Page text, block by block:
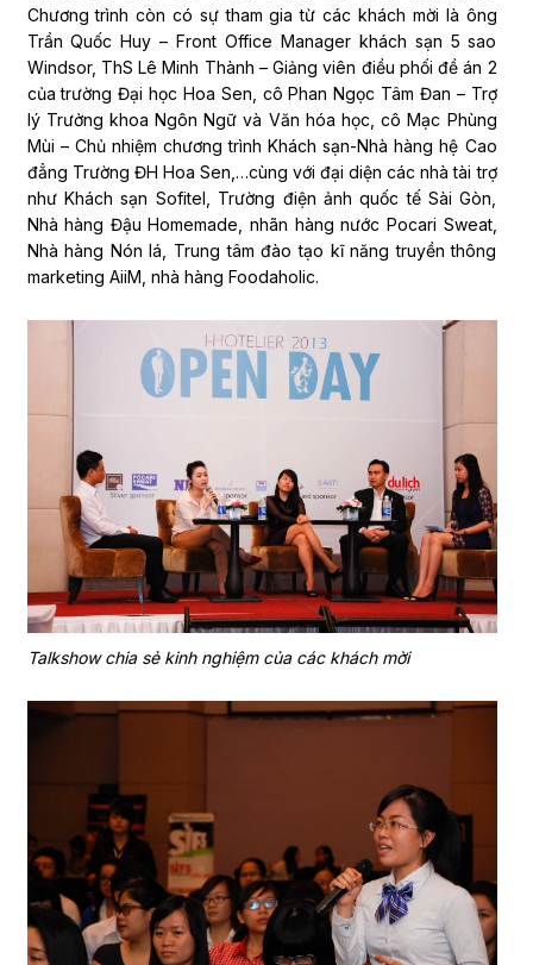
Chương trình còn có sự tham gia từ các khách mời là ông
Trần Quốc Huy – Front Office Manager khách sạn 5 sao
Windsor, ThS Lê Minh Thành – Giảng viên điều phối đề án 2
của trường Đại học Hoa Sen, cô Phan Ngọc Tâm Đan – Trợ
lý Trưởng khoa Ngôn Ngữ và Văn hóa học, cô Mạc Phùng
Mùi – Chủ nhiệm chương trình Khách sạn-Nhà hàng hệ Cao
đẳng Trường ĐH Hoa Sen,…cùng với đại diện các nhà tài trợ
như Khách sạn Sofitel, Trường điện ảnh quốc tế Sài Gòn,
Nhà hàng Đậu Homemade, nhãn hàng nước Pocari Sweat,
Nhà hàng Nón lá, Trung tâm đào tạo kĩ năng truyền thông
marketing AiiM, nhà hàng Foodaholic.
Talkshow chia sẻ kinh nghiệm của các khách mời